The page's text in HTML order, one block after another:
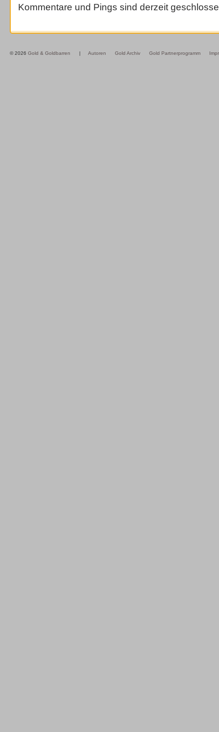
Kommentare und Pings sind derzeit
© 2026 Gold & Goldbarren | Autoren Gold Archiv Gold Partnerprogramm